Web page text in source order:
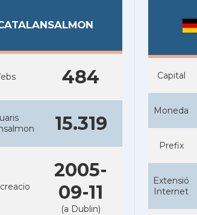
484
15.319
2005-
09-11
(a Dublin)
Capital
Moneda
Prefix
Extensió
Internet